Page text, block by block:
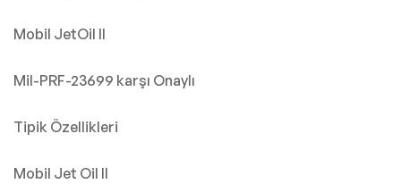
Mobil JetOil II
Mil-PRF-23699 karşı Onaylı
Tipik Özellikleri
Mobil Jet Oil II